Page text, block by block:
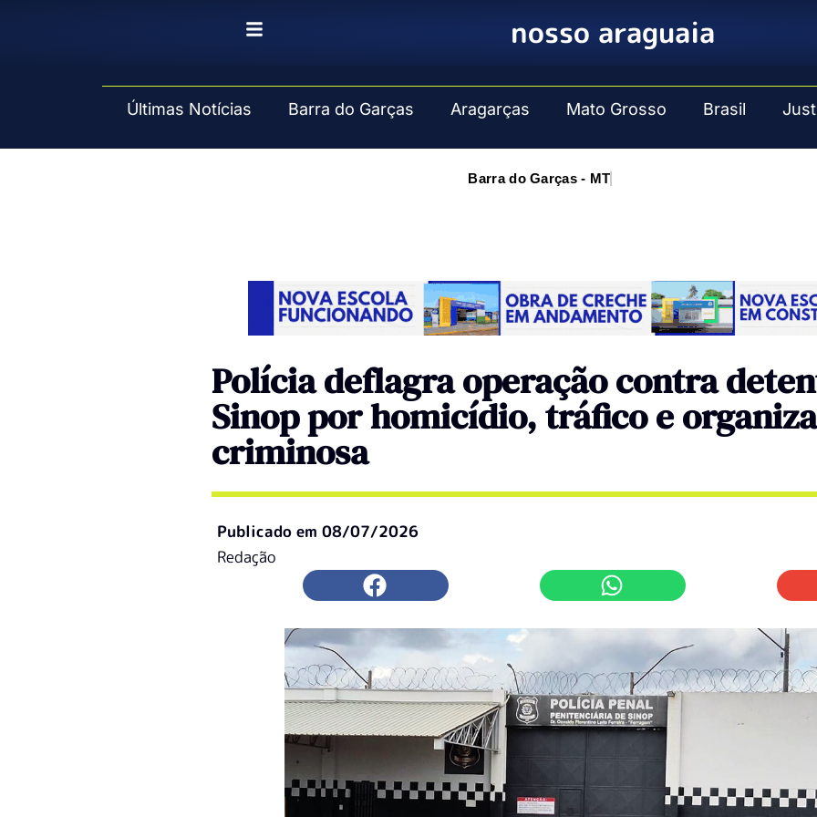
nosso araguaia
Últimas Notícias Barra do Garças Aragarças Mato Grosso Brasil
Barra do Garças - MT
Polícia deflagra operação contra
Sinop por homicídio, tráfico e
criminosa
Publicado em 08/07/2026
Redação